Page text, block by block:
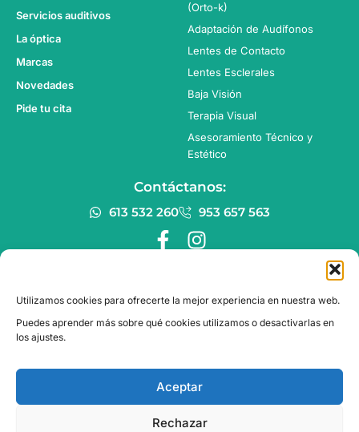
Utilizamos cookies para ofrecerte la mejor experiencia en nuestra web.
Puedes aprender más sobre qué cookies utilizamos o desactivarlas en
los ajustes.
Aceptar
Rechazar
Servicios auditivos
La óptica
Marcas
Novedades
Pide tu cita
(Orto-k)
Adaptación de Audífonos
Lentes de Contacto
Lentes Esclerales
Baja Visión
Terapia Visual
Asesoramiento Técnico y
Estético
Contáctanos:
613 532 260 953 657 563
F
e
b
k
-
f
I
t
a
a
m